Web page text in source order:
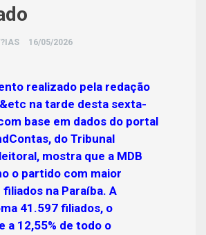
16/05/2026
realizado pela redação
na tarde desta sexta-
base em dados do portal
do Tribunal
mostra que a MDB
o partido com maior
na Paraíba. A
41.597 filiados, o
a 12,55% de todo o